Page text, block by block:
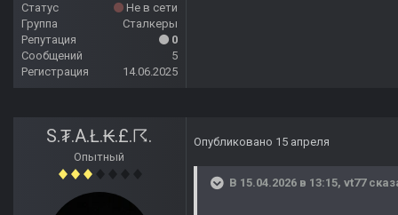
Статус
Не в сети
Группа
Сталкеры
Репутация
0
Сообщений
5
Регистрация
14.06.2025
S.₮.A.Ł.₭.£.☈.
Опытный
Опубликовано 15 апреля
В 15.04.2026 в 13:15, vt77